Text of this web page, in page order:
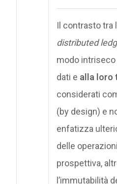
Il contrasto tra
distributed
modo intriseco
dati e alla loro
considerati
(by design) e
enfatizza
delle
prospettiva,
l’immutabilità